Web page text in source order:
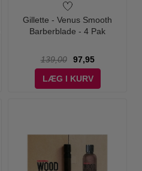
Gillette - Venus Smooth
Barberblade - 4 Pak
139,00
97,95
LÆG I KURV